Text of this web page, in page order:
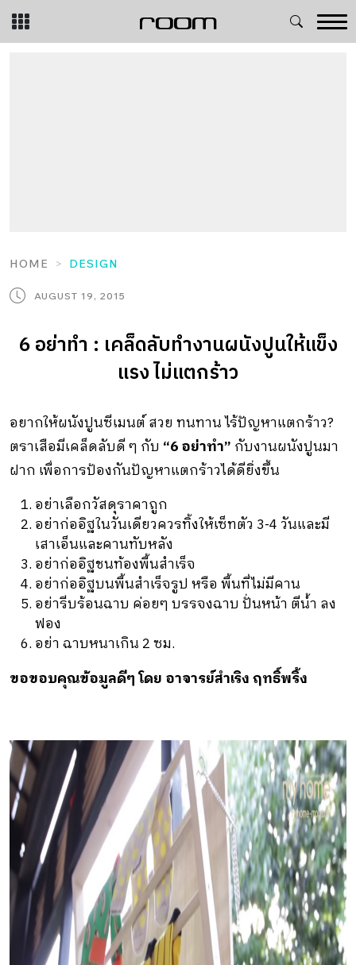
Skip
content
HOME DESIGN
AUGUST 19, 2015
6 อย่าทำ : เคล็ดลับทำงานผนังปูนให้แข็ง
แรง ไม่แตกร้าว
อยากให้ผนังปูนซีเมนต์ สวย ทนทาน ไร้ปัญหาแตกร้าว?
ตราเสือมีเคล็ดลับดี ๆ กับ “6 อย่าทำ” กับงานผนังปูนมา
ฝาก เพื่อการป้องกันปัญหาแตกร้าวได้ดียิ่งขึ้น
อย่าเลือกวัสดุราคาถูก
อย่าก่ออิฐในวันเดียวควรทิ้งให้เซ็ทตัว 3-4 วันและมี
เสาเอ็นและคานทับหลัง
อย่าก่ออิฐชนท้องพื้นสำเร็จ
อย่าก่ออิฐบนพื้นสำเร็จรูป หรือ พื้นที่ไม่มีคาน
อย่ารีบร้อนฉาบ ค่อยๆ บรรจงฉาบ ปั่นหน้า ตีน้ำ ลง
ฟอง
อย่า ฉาบหนาเกิน 2 ซม.
ขอขอบคุณข้อมูลดีๆ โดย อาจารย์สำเริง ฤทธิ์พริ้ง